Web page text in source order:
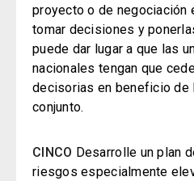
proyecto o de negociación
tomar decisiones y
puede dar lugar a que las
nacionales tengan que
decisorias en beneficio de
conjunto.
CINCO Desarrolle un plan
riesgos especialmente